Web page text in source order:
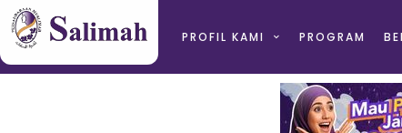
PROFIL KAMI PROGRAM